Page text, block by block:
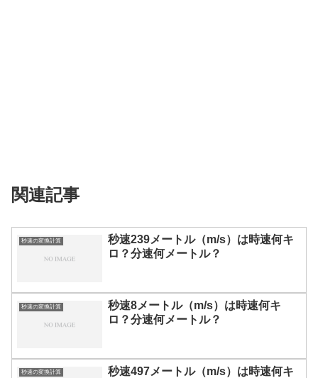
関連記事
秒速の変換計算
秒速239メートル（m/s）は時速何キ
ロ？分速何メートル？
秒速の変換計算
秒速8メートル（m/s）は時速何キ
ロ？分速何メートル？
秒速の変換計算
秒速497メートル（m/s）は時速何キ